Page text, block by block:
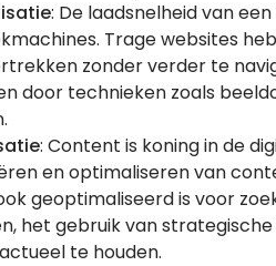
: De laadsnelheid van
Trage websites
zonder verder te
door technieken zoals
: Content is koning in de
en optimaliseren van
geoptimaliseerd is voor
het gebruik van
te houden.